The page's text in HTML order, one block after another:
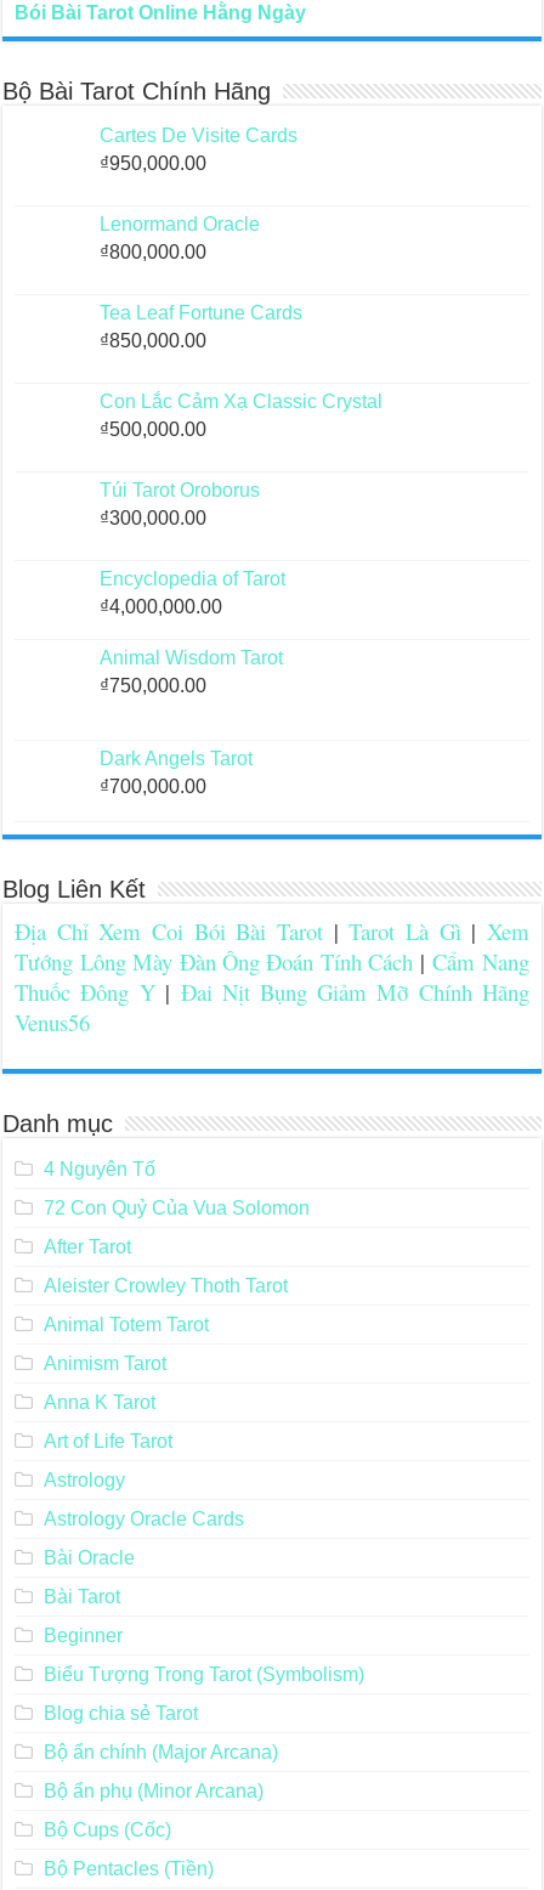
Bói Bài Tarot Online Hằng Ngày
Bộ Bài Tarot Chính Hãng
Cartes De Visite Cards
₫950,000.00
Lenormand Oracle
₫800,000.00
Tea Leaf Fortune Cards
₫850,000.00
Con Lắc Cảm Xạ Classic Crystal
₫500,000.00
Túi Tarot Oroborus
₫300,000.00
Encyclopedia of Tarot
₫4,000,000.00
Animal Wisdom Tarot
₫750,000.00
Dark Angels Tarot
₫700,000.00
Blog Liên Kết
Địa Chỉ Xem Coi Bói Bài Tarot |Tarot Là Gì| Xem
Tướng Lông Mày Đàn Ông Đoán Tính Cách |Cẩm Nang
Thuốc Đông Y| Đai Nịt Bụng Giảm Mỡ Chính Hãng
Venus56
Danh mục
4 Nguyên Tố
72 Con Quỷ Của Vua Solomon
After Tarot
Aleister Crowley Thoth Tarot
Animal Totem Tarot
Animism Tarot
Anna K Tarot
Art of Life Tarot
Astrology
Astrology Oracle Cards
Bài Oracle
Bài Tarot
Beginner
Biểu Tượng Trong Tarot (Symbolism)
Blog chia sẻ Tarot
Bộ ẩn chính (Major Arcana)
Bộ ẩn phụ (Minor Arcana)
Bộ Cups (Cốc)
Bộ Pentacles (Tiền)